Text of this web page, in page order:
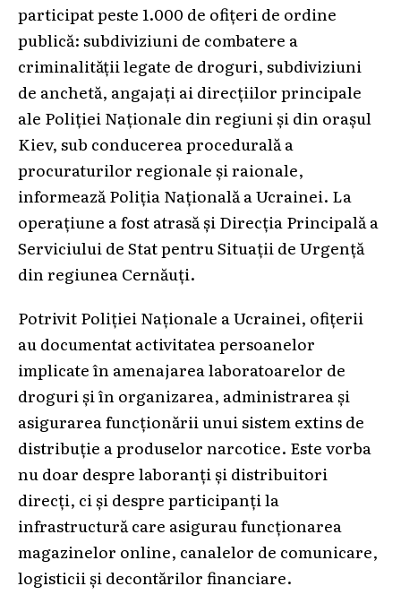
participat peste 1.000 de ofițeri de ordine
publică: subdiviziuni de combatere a
criminalității legate de droguri, subdiviziuni
de anchetă, angajați ai direcțiilor principale
ale Poliției Naționale din regiuni și din orașul
Kiev, sub conducerea procedurală a
procuraturilor regionale și raionale,
informează Poliția Națională a Ucrainei. La
operațiune a fost atrasă și Direcția Principală a
Serviciului de Stat pentru Situații de Urgență
din regiunea Cernăuți.
Potrivit Poliției Naționale a Ucrainei, ofițerii
au documentat activitatea persoanelor
implicate în amenajarea laboratoarelor de
droguri și în organizarea, administrarea și
asigurarea funcționării unui sistem extins de
distribuție a produselor narcotice. Este vorba
nu doar despre laboranți și distribuitori
direcți, ci și despre participanți la
infrastructură care asigurau funcționarea
magazinelor online, canalelor de comunicare,
logisticii și decontărilor financiare.